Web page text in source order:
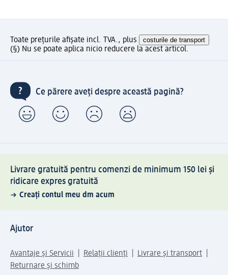
Toate prețurile afișate incl. TVA., plus costurile de transport
(§) Nu se poate aplica nicio reducere la acest articol.
Ce părere aveți despre această pagină?
Livrare gratuită pentru comenzi de minimum 150 lei și
ridicare expres gratuită
Creați contul meu dm acum
Ajutor
Avantaje și Servicii Relații clienți
Livrare și transport
Returnare și schimb